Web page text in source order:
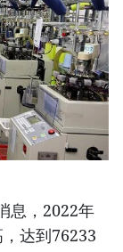
息，2022年
达到76233